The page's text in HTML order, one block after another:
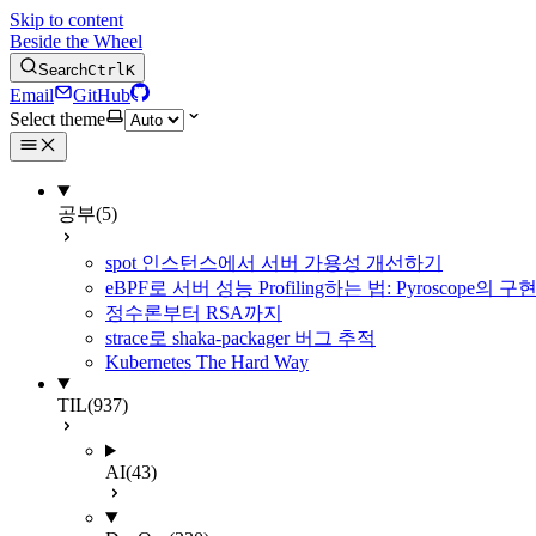
Skip to content
Beside the Wheel
SearchCtrlK
Email
GitHub
Select theme
공부(5)
spot 인스턴스에서 서버 가용성 개선하기
eBPF로 서버 성능 Profiling하는 법: Pyroscope의 구
정수론부터 RSA까지
strace로 shaka-packager 버그 추적
Kubernetes The Hard Way
TIL(937)
AI(43)